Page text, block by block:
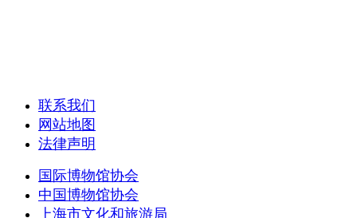
联系我们
网站地图
法律声明
国际博物馆协会
中国博物馆协会
上海市文化和旅游局